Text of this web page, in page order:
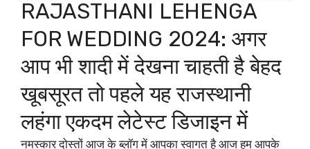
RAJASTHANI LEHENGA
FOR WEDDING 2024: अगर
आप भी शादी में देखना चाहती है बेहद
खूबसूरत तो पहले यह राजस्थानी
लहंगा एकदम लेटेस्ट डिजाइन में
नमस्कार दोस्तों आज के ब्लॉग में आपका स्वागत है आज हम आपके